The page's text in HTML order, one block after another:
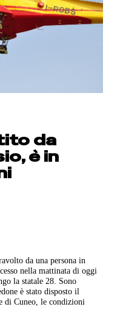
da
è in
da una persona in
nella mattinata di oggi
la statale 28. Sono
è stato disposto il
di Cuneo, le condizioni